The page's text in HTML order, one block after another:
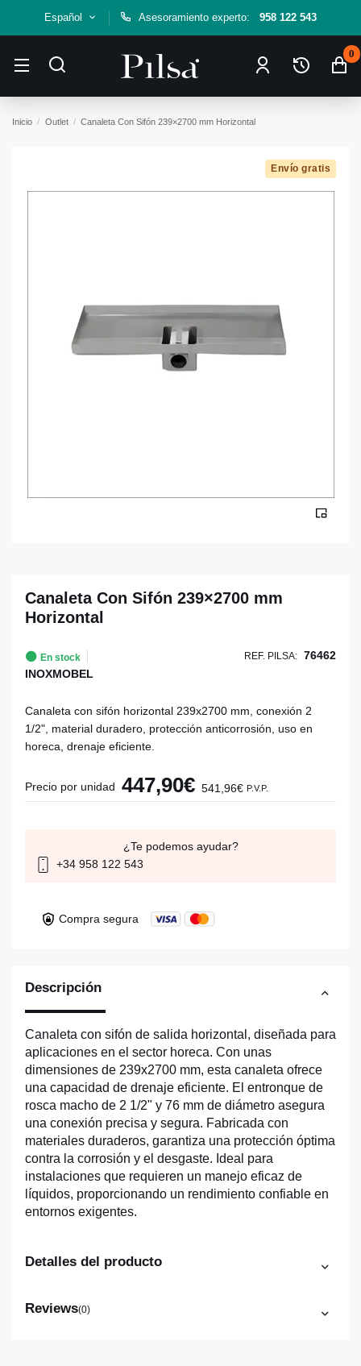
Español Asesoramiento experto: 958 122 543
0
Inicio Outlet Canaleta Con Sifón 239×2700 mm Horizontal
Descripción
Canaleta con sifón de salida horizontal, diseñada para
aplicaciones en el sector horeca. Con unas
dimensiones de 239x2700 mm, esta canaleta ofrece
una capacidad de drenaje eficiente. El entronque de
rosca macho de 2 1/2" y 76 mm de diámetro asegura
una conexión precisa y segura. Fabricada con
materiales duraderos, garantiza una protección óptima
contra la corrosión y el desgaste. Ideal para
instalaciones que requieren un manejo eficaz de
líquidos, proporcionando un rendimiento confiable en
entornos exigentes.
Detalles del producto
Reviews(0)
Envío gratis
Canaleta Con Sifón 239×2700 mm
Horizontal
En stock REF. PILSA: 76462
INOXMOBEL
Canaleta con sifón horizontal 239x2700 mm, conexión 2
1/2", material duradero, protección anticorrosión, uso en
horeca, drenaje eficiente.
Precio por unidad 447,90€ 541,96€ P.V.P.
¿Te podemos ayudar?
+34 958 122 543
Compra segura